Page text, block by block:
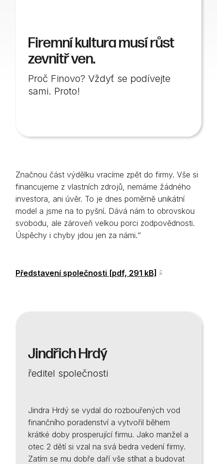
Firemní kultura musí růst
zevnitř ven.
Proč Finovo? Vždyť se podívejte
sami. Proto!
Značnou část výdělku vracíme zpět do firmy. Vše si
financujeme z vlastních zdrojů, nemáme žádného
investora, ani úvěr. To je dnes poměrně unikátní
model a jsme na to pyšní. Dává nám to obrovskou
svobodu, ale zároveň velkou porci zodpovědnosti.
Úspěchy i chyby jdou jen za námi.“
Představení společnosti [pdf, 291 kB]
Jindřich Hrdý
ředitel společnosti
Jindra Hrdý se vydal do rozbouřených vod
finančního poradenství a vytvořil během
krátké doby prosperující firmu. Jako manžel a
otec 2 dětí si vzal na svá bedra vedení firmy.
Zatím se mu dobře daří vše stíhat a budovat